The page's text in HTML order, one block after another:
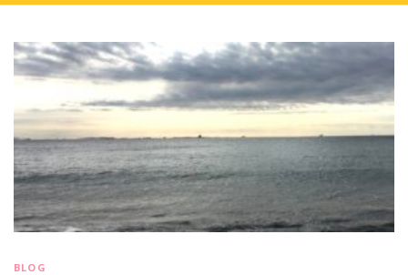
ッ
お問い合わせ ご寄付のお願い
BLOG